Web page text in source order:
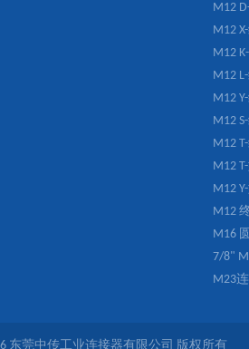
M12
M12
M12
M12
M12
M12
M12
M12
M12
M12
M16
7/8"
M23
东莞中传工业连接器有限公司 版权所有